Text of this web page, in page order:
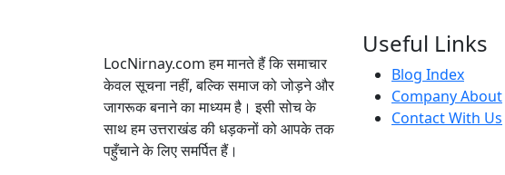
LocNirnay.com हम मानते हैं कि समाचार
केवल सूचना नहीं, बल्कि समाज को जोड़ने और
जागरूक बनाने का माध्यम है। इसी सोच के
साथ हम उत्तराखंड की धड़कनों को आपके तक
पहुँचाने के लिए समर्पित हैं।
Useful Links
Blog Index
Company About
Contact With Us